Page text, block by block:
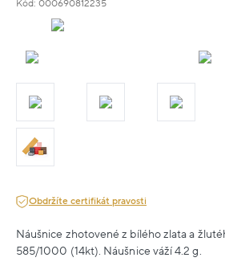
Kód: 000690812235
Obdržíte certifikát pravosti
Náušnice zhotovené z bílého zlata a
585/1000 (14kt). Náušnice váží 4.2 g.